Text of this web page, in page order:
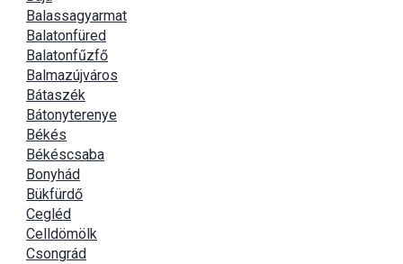
Balassagyarmat
Balatonfüred
Balatonfűzfő
Balmazújváros
Bátaszék
Bátonyterenye
Békés
Békéscsaba
Bonyhád
Bükfürdő
Cegléd
Celldömölk
Csongrád